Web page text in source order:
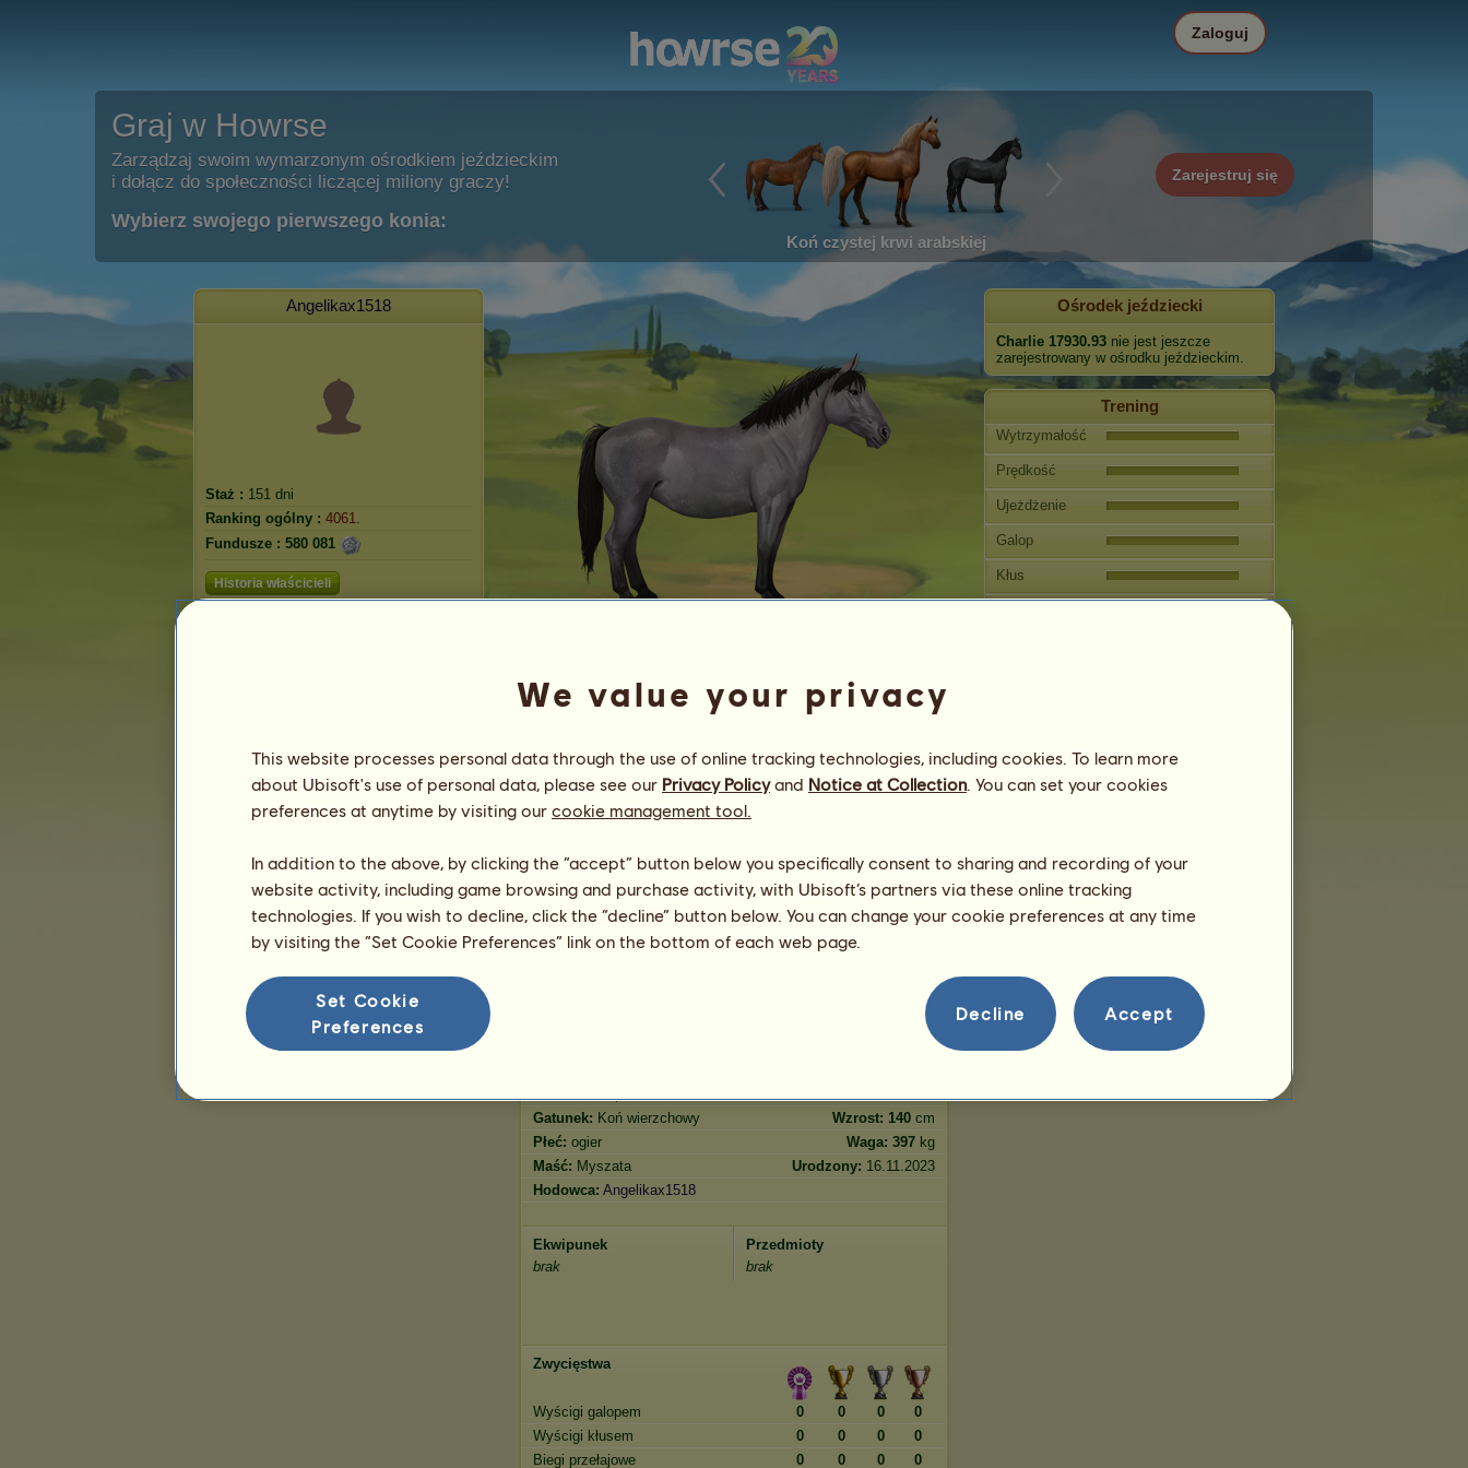
Graj w Howrse
Zarządzaj swoim wymarzonym ośrodkiem jeździeckim
i dołącz do społeczności liczącej miliony graczy!
Wybierz swojego pierwszego konia:
Koń czystej krwi arabskiej
Zarejestruj się
Zaloguj
Angelikax1518
Staż : 151 dni
Ranking ogólny : 4061.
Fundusze : 580 081
Historia właścicieli
Charlie 17930.93
11:00
Energia 70 %
Zdrowie
100%
Umiejętności Suma:3242.52
Prędkość
Ujeżdżenie
321.97
Galop
482.39
Gatunek: Koń wierzchowy Wzrost: 140 cm
Płeć: ogier Waga: 397 kg
Maść: Myszata Urodzony: 16.11.2023
Hodowca: Angelikax1518
Ekwipunek
brak
Przedmioty
brak
Zwycięstwa
Wyścigi galopem 0 0 0
0
Wyścigi kłusem
0 0 0
0
Biegi przełajowe
0 0 0 0
Ośrodek jeździecki
Charlie 17930.93 nie jest jeszcze
zarejestrowany w ośrodku jeździeckim.
Trening
Wytrzymałość
Prędkość
Ujeżdżenie
Galop
Kłus
Drzewo genealogiczne
Potomstwo
We value your privacy
This website processes personal data through the use of online tracking technologies, including cookies. To learn more
about Ubisoft's use of personal data, please see our Privacy Policyand Notice at Collection. You can set your cookies
preferences at anytime by visiting our cookie management tool.
In addition to the above, by clicking the “accept” button below you specifically consent to sharing and recording of your
website activity, including game browsing and purchase activity, with Ubisoft’s partners via these online tracking
technologies. If you wish to decline, click the “decline” button below. You can change your cookie preferences at any time
by visiting the “Set Cookie Preferences” link on the bottom of each web page.
Set Cookie
Preferences
Decline Accept